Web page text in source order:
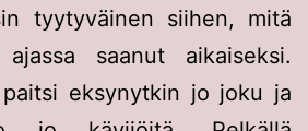
tyytyväinen siihen, mitä
saanut aikaiseksi.
eksynytkin jo joku ja